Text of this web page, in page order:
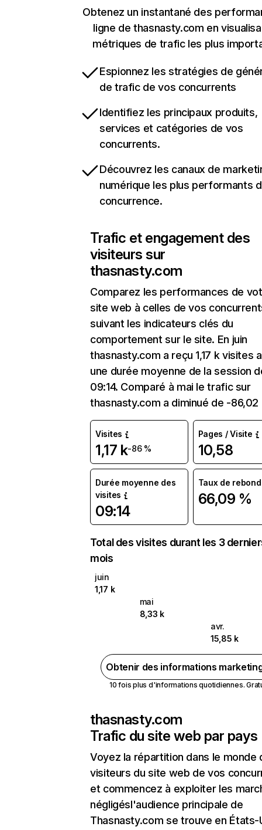
Obtenez un instantané des
ligne de thasnasty.com en
métriques de trafic les plus
Espionnez les stratégies de
de trafic de vos concurrents
Identifiez les principaux produits,
services et catégories de vos
concurrents.
Découvrez les canaux de
numérique les plus performants
concurrence.
Trafic et engagement des
visiteurs sur
thasnasty.com
Comparez les performances de
site web à celles de vos
suivant les indicateurs clés du
comportement sur le site. En juin
thasnasty.com a reçu 1,17 k visites
une durée moyenne de la session
09:14. Comparé à mai le trafic sur
thasnasty.com a diminué de -86,02
Visites
1,17 k-86 %
Pages / Visite
10,58
Durée moyenne des
visites
09:14
Taux de rebond
66,09 %
Total des visites durant les 3
mois
juin
1,17 k
mai
8,33 k
avr.
15,85 k
Obtenir des informations
10 fois plus d'informations quotidiennes.
thasnasty.com
Trafic du site web par pays
Voyez la répartition dans le monde
visiteurs du site web de vos
et commencez à exploiter les
négligésl'audience principale de
Thasnasty.com se trouve en États-